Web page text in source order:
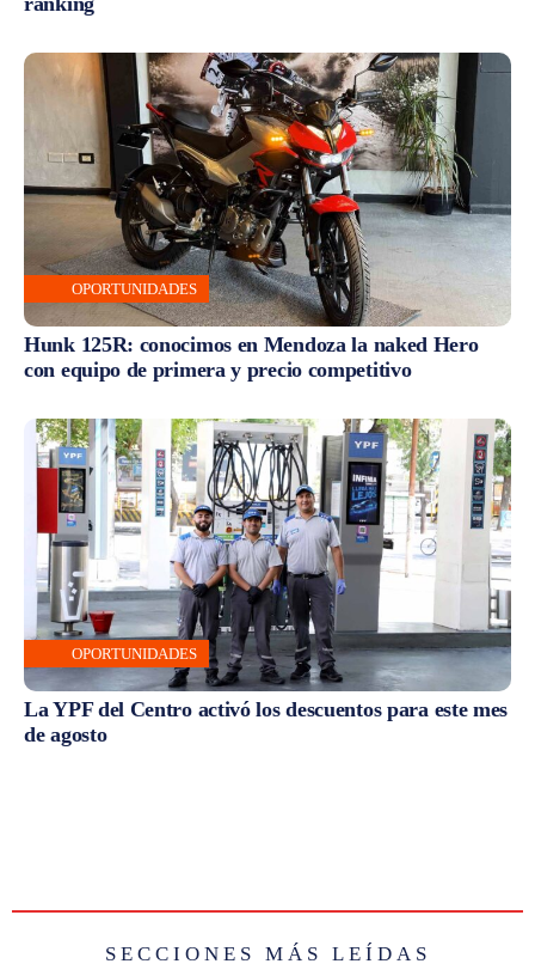
OPORTUNIDADES
Hunk 125R: conocimos en Mendoza la naked Hero
con equipo de primera y precio competitivo
OPORTUNIDADES
La YPF del Centro activó los descuentos para este mes
de agosto
SECCIONES MÁS LEÍDAS